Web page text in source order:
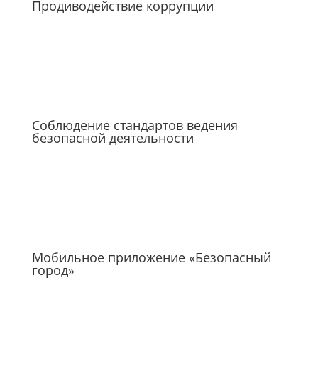
Продиводействие коррупции
Соблюдение стандартов ведения
безопасной деятельности
Мобильное приложение «Безопасный
город»